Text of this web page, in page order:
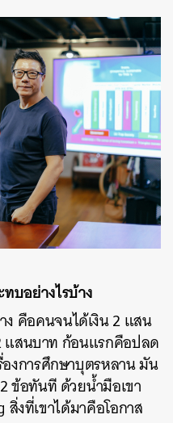
บอย่างไรบ้าง
คือคนจนได้เงิน 2 แสน
แสนบาท ก้อนแรกคือปลด
งการศึกษาบุตรหลาน มัน
ข้อทันที ด้วยน้ำมือเขา
งที่เขาได้มาคือโอกาส